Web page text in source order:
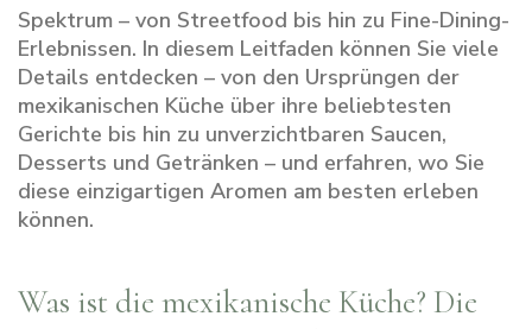
Spektrum – von Streetfood bis hin zu Fine-Dining-
Erlebnissen. In diesem Leitfaden können Sie viele
Details entdecken – von den Ursprüngen der
mexikanischen Küche über ihre beliebtesten
Gerichte bis hin zu unverzichtbaren Saucen,
Desserts und Getränken – und erfahren, wo Sie
diese einzigartigen Aromen am besten erleben
können.
Was ist die mexikanische Küche? Die